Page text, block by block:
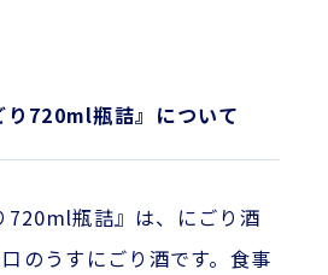
り720ml瓶詰』について
720ml瓶詰』は、にごり酒
のうすにごり酒です。食事